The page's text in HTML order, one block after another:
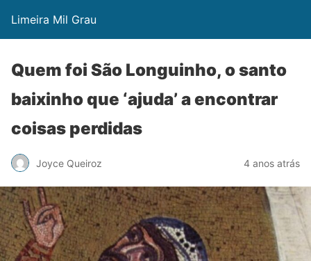
Limeira Mil Grau
Quem foi São Longuinho, o santo
baixinho que ‘ajuda’ a encontrar
coisas perdidas
Joyce Queiroz 4 anos atrás